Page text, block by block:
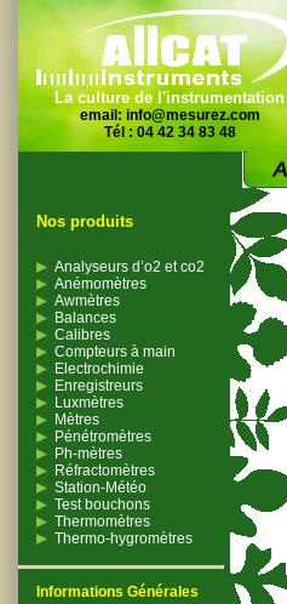
La culture de l'instrumentation
email: info@mesurez.com
Tél : 04 42 34 83 48
Nos produits
Analyseurs d’o2 et co2
Anémomètres
Awmètres
Balances
Calibres
Compteurs à main
Electrochimie
Enregistreurs
Luxmètres
Mètres
Pénétromètres
Ph-mètres
Réfractomètres
Station-Météo
Test bouchons
Thermomètres
Thermo-hygromètres
Informations Générales